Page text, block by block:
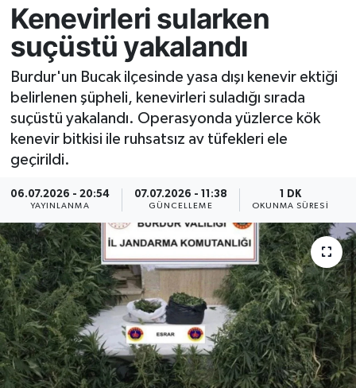
Kenevirleri sularken
suçüstü yakalandı
Burdur'un Bucak ilçesinde yasa dışı kenevir ektiği
belirlenen şüpheli, kenevirleri suladığı sırada
suçüstü yakalandı. Operasyonda yüzlerce kök
kenevir bitkisi ile ruhsatsız av tüfekleri ele
geçirildi.
06.07.2026 - 20:54
YAYINLANMA
07.07.2026 - 11:38
GÜNCELLEME
1 DK
OKUNMA SÜRESI
Gündem
Kültür-Sanat
Resmi İlan
Sağlık
Siyaset
Spor
Yaşam